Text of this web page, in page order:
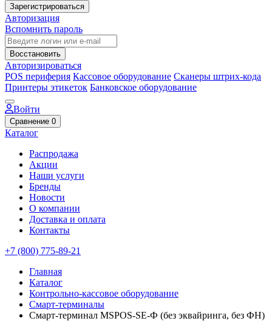
Зарегистрироваться
Авторизация
Вспомнить пароль
Восстановить
Авторизироваться
POS периферия Кассовое оборудование Сканеры штрих-кода
Принтеры этикеток Банковское оборудование
Войти
Сравнение 0
Каталог
Распродажа
Акции
Наши услуги
Бренды
Новости
О компании
Доставка и оплата
Контакты
+7 (800) 775-89-21
Главная
Каталог
Контрольно-кассовое оборудование
Смарт-терминалы
Смарт-терминал MSPOS-SE-Ф (без эквайринга, без ФН)